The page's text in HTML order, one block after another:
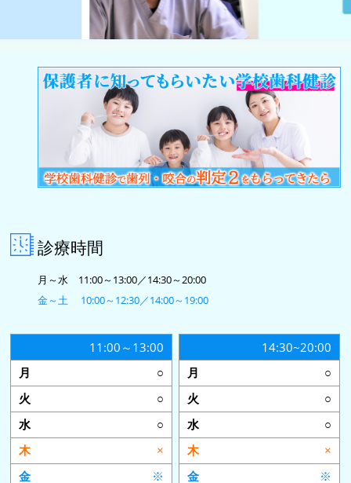
診療時間
月～水 11:00～13:00／14:30～20:00
金～土 10:00～12:30／14:00～19:00
11:00～13:00
○
○
○
×
※
14:30~20:00
○
○
○
×
※